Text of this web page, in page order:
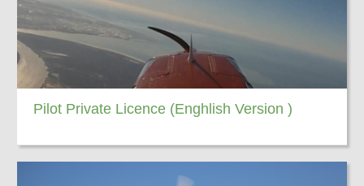
Pilot Private Licence (Enghlish Version )